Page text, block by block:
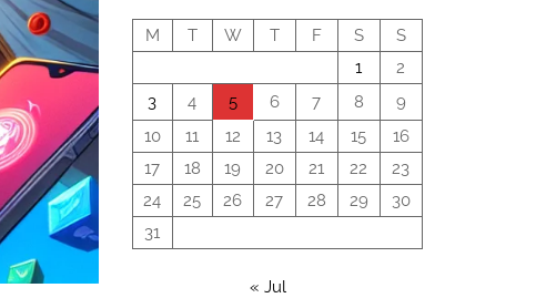
M
T W T F S
S
1
2
3
4 5 6 7 8
9
10
11 12 13 14 15
16
17
18 19 20 21 22
23
24
25 26 27 28 29
30
31
« Jul